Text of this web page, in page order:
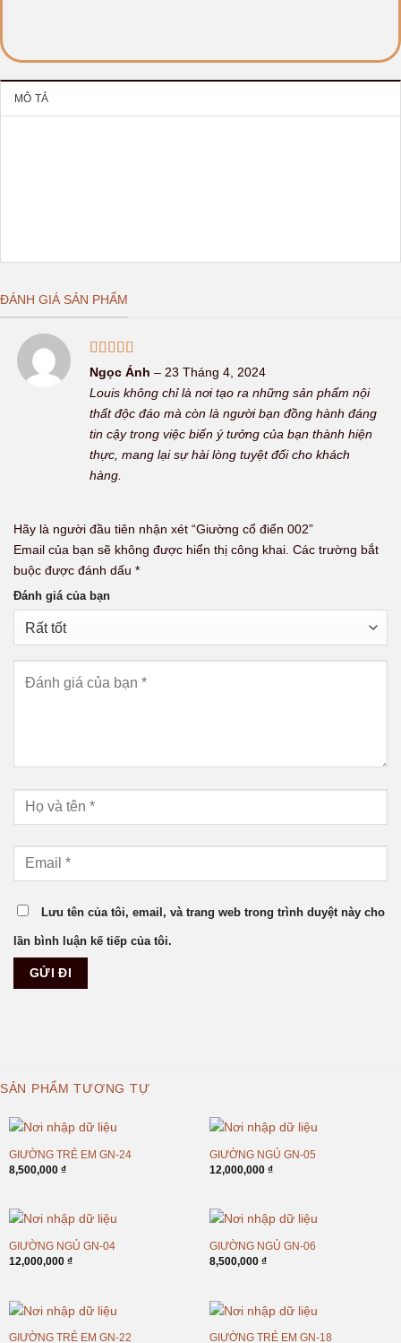
MÔ TẢ
ĐÁNH GIÁ SẢN PHẨM
Được xếp
hạng
Ngọc Ánh– 23 Tháng 4, 2024
Louis không chỉ là nơi tạo ra những sản phẩm nội
thất độc đáo mà còn là người bạn đồng hành đáng
tin cậy trong việc biến ý tưởng của bạn thành hiện
thực, mang lại sự hài lòng tuyệt đối cho khách
hàng.
Hãy là người đầu tiên nhận xét “Giường cổ điển 002”
Email của bạn sẽ không được hiển thị công khai. Các trường bắt
buộc được đánh dấu *
Đánh giá của bạn
Lưu tên của tôi, email, và trang web trong trình duyệt này cho
lần bình luận kế tiếp của tôi.
SẢN PHẨM TƯƠNG TỰ
GIƯỜNG TRẺ EM GN-24
8,500,000 ₫
GIƯỜNG NGỦ GN-05
12,000,000 ₫
GIƯỜNG NGỦ GN-04
12,000,000 ₫
GIƯỜNG NGỦ GN-06
8,500,000 ₫
GIƯỜNG TRẺ EM GN-22 GIƯỜNG TRẺ EM GN-18